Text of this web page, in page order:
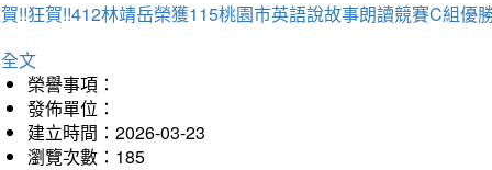
!!狂賀!!412林靖岳榮獲115桃園市英語說故事朗讀競賽C組優
文
榮譽事項：
發佈單位：
建立時間：2026-03-23
瀏覽次數：185